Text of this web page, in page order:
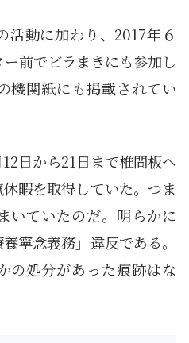
活動に加わり、2017年６
前でビラまきにも参加し
機関紙にも掲載されてい
日から21日まで椎間板ヘ
暇を取得していた。つま
いていたのだ。明らかに
寧念義務」違反である。
の処分があった痕跡はな